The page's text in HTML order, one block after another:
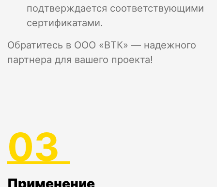
подтверждается соответствующими
сертификатами.
Обратитесь в ООО «ВТК» — надежного
партнера для вашего проекта!
03
Применение